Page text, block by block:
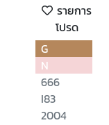
รายการ
โปรด
G
N
666
I83
2004